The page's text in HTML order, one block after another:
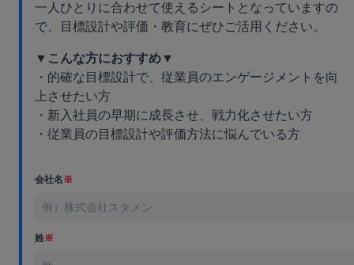
一人ひとりに合わせて使えるシートとなっていますの
で、目標設計や評価・教育にぜひご活用ください。
▼こんな方におすすめ▼
・的確な目標設計で、従業員のエンゲージメントを向
上させたい方
・新入社員の早期に成長させ、戦力化させたい方
・従業員の目標設計や評価方法に悩んでいる方
会社名※
姓※